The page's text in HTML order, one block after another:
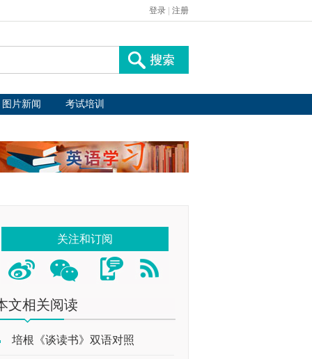
登录 注册
图片新闻 考试培训
关注和订阅
文相关阅读
培根《谈读书》双语对照